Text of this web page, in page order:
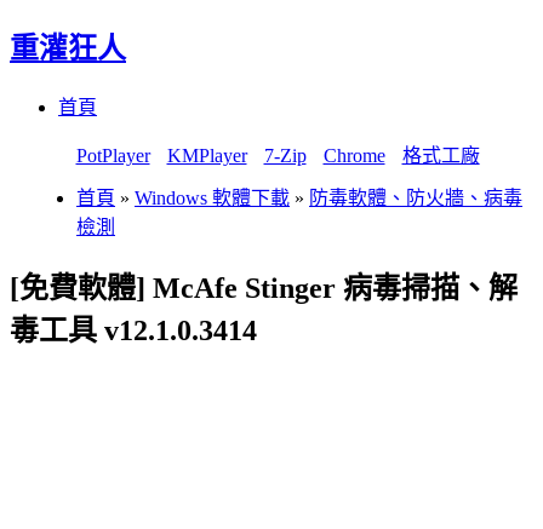
重灌狂人
首頁
PotPlayer KMPlayer 7-Zip Chrome 格式工廠
首頁 » Windows 軟體下載 » 防毒軟體、防火牆、病毒
檢測
[免費軟體] McAfe Stinger 病毒掃描、解
毒工具 v12.1.0.3414